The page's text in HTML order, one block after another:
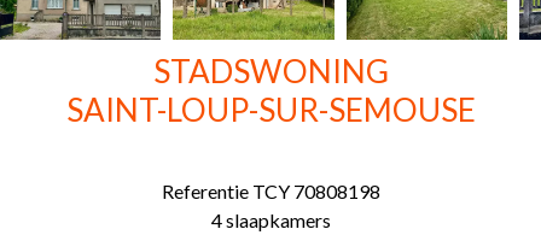
STADSWONING
SAINT-LOUP-SUR-SEMOUSE
ReferentieTCY 70808198
4 slaapkamers